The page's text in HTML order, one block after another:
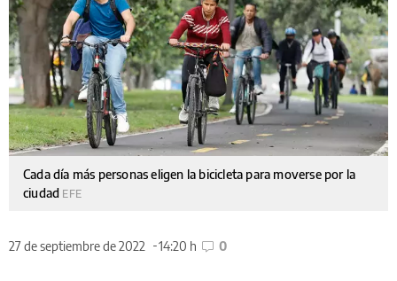
Cada día más personas eligen la bicicleta para moverse por la
ciudad EFE
27 de septiembre de 2022 14:20 h 0